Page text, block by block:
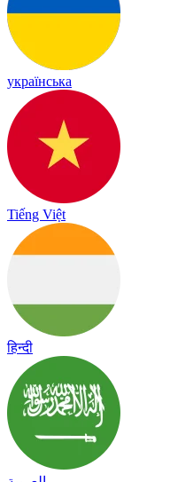
українська
Tiếng Việt
हिन्दी